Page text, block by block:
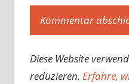
Diese Website
reduzieren. Erfahre,